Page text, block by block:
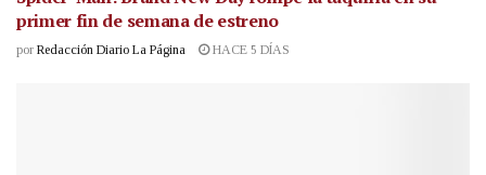
primer fin de semana de estreno
por Redacción Diario La Página HACE 5 DÍAS